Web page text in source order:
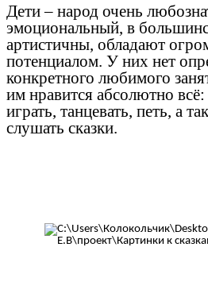
Дети – народ очень
эмоциональный, в
артистичны, обладают
потенциалом. У них нет
конкретного любимого
им нравится абсолютно всё:
играть, танцевать, петь, а
слушать сказки.